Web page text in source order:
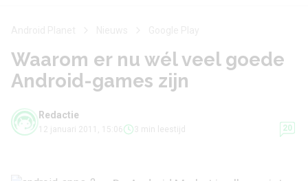
Waarom er nu wél veel goede
Android-games zijn
Redactie
12 januari 2011, 15:06 3 min leestijd 20